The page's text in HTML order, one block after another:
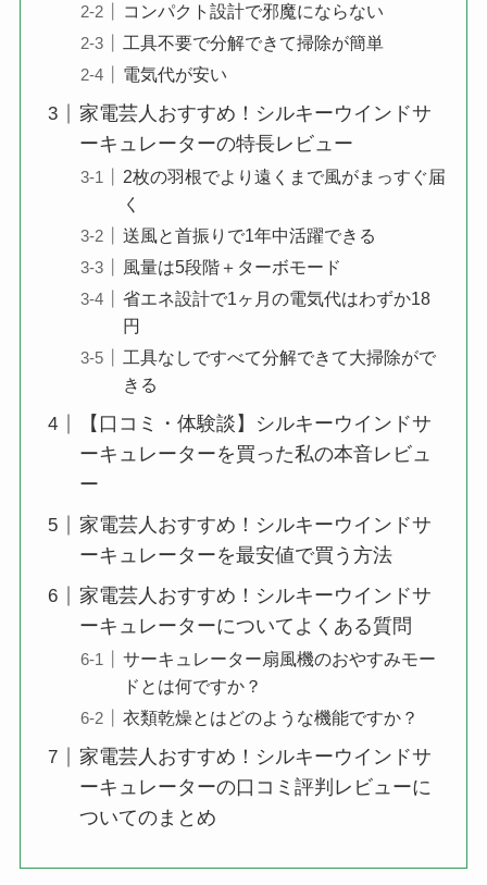
コンパクト設計で邪魔にならない
工具不要で分解できて掃除が簡単
電気代が安い
家電芸人おすすめ！シルキーウインドサ
ーキュレーターの特長レビュー
2枚の羽根でより遠くまで風がまっすぐ届
く
送風と首振りで1年中活躍できる
風量は5段階＋ターボモード
省エネ設計で1ヶ月の電気代はわずか18
円
工具なしですべて分解できて大掃除がで
きる
【口コミ・体験談】シルキーウインドサ
ーキュレーターを買った私の本音レビュ
ー
家電芸人おすすめ！シルキーウインドサ
ーキュレーターを最安値で買う方法
家電芸人おすすめ！シルキーウインドサ
ーキュレーターについてよくある質問
サーキュレーター扇風機のおやすみモー
ドとは何ですか？
衣類乾燥とはどのような機能ですか？
家電芸人おすすめ！シルキーウインドサ
ーキュレーターの口コミ評判レビューに
ついてのまとめ